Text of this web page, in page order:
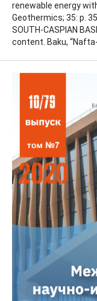
renewable energy
Geothermics; 35: p.
SOUTH-CASPIAN
content. Baku,